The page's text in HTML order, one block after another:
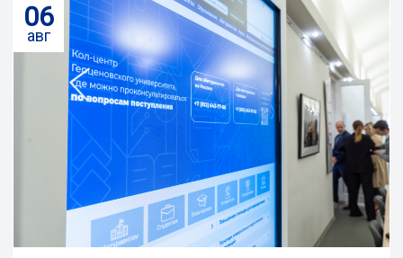
06
авг